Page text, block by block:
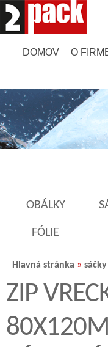
DOMOV O
OBÁLKY
FÓLIE
Hlavná stránka »
ZIP